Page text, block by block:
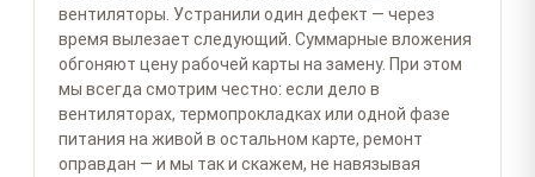
вентиляторы. Устранили один дефект — через
время вылезает следующий. Суммарные вложения
обгоняют цену рабочей карты на замену. При этом
мы всегда смотрим честно: если дело в
вентиляторах, термопрокладках или одной фазе
питания на живой в остальном карте, ремонт
оправдан — и мы так и скажем, не навязывая